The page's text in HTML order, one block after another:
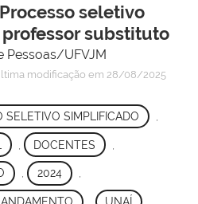
seletivo
substituto
Pessoas/UFVJM
modificação em 28/08/2025
SELETIVO SIMPLIFICADO
DOCENTES
, 2024 ,